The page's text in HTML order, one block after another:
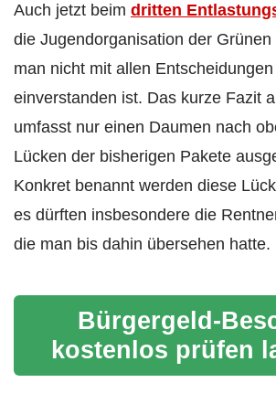
Auch jetzt beim dritten
die Jugendorganisation der
man nicht mit allen
einverstanden ist. Das kurze Fazit
umfasst nur einen Daumen nach
Lücken der bisherigen Pakete
Konkret benannt werden diese
es dürften insbesondere die
die man bis dahin übersehen hatte.
Bürgergeld-
kostenlos prüfen